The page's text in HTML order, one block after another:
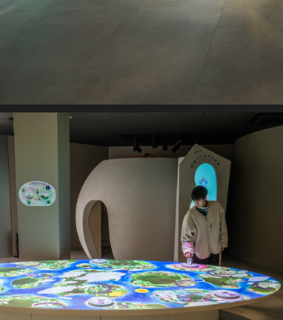
INSTALLATION MOVIE GRAPHIC